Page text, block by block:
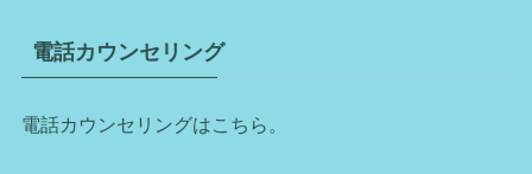
電話カウンセリング
電話カウンセリングはこちら。